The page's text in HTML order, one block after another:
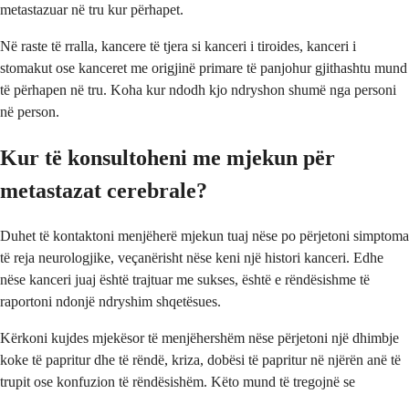
metastazuar në tru kur përhapet.
Në raste të rralla, kancere të tjera si kanceri i tiroides, kanceri i
stomakut ose kanceret me origjinë primare të panjohur gjithashtu mund
të përhapen në tru. Koha kur ndodh kjo ndryshon shumë nga personi
në person.
Kur të konsultoheni me mjekun për
metastazat cerebrale?
Duhet të kontaktoni menjëherë mjekun tuaj nëse po përjetoni simptoma
të reja neurologjike, veçanërisht nëse keni një histori kanceri. Edhe
nëse kanceri juaj është trajtuar me sukses, është e rëndësishme të
raportoni ndonjë ndryshim shqetësues.
Kërkoni kujdes mjekësor të menjëhershëm nëse përjetoni një dhimbje
koke të papritur dhe të rëndë, kriza, dobësi të papritur në njërën anë të
trupit ose konfuzion të rëndësishëm. Këto mund të tregojnë se